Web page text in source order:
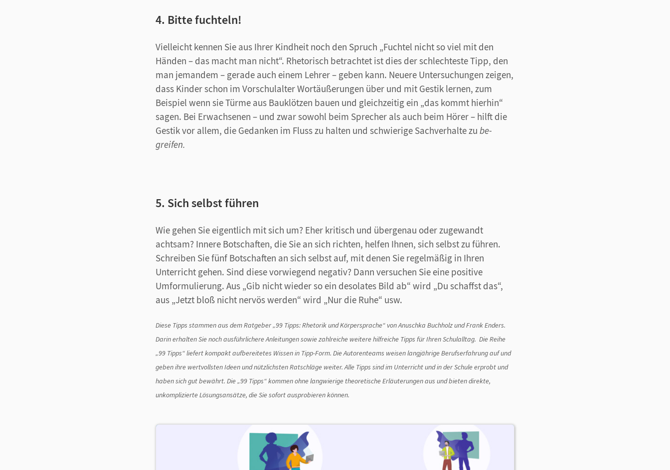
4. Bitte fuchteln!
Vielleicht kennen Sie aus Ihrer Kindheit noch den Spruch „Fuchtel nicht so viel mit den
Händen – das macht man nicht“. Rhetorisch betrachtet ist dies der schlechteste Tipp, den
man jemandem – gerade auch einem Lehrer – geben kann. Neuere Untersuchungen zeigen,
dass Kinder schon im Vorschulalter Wortäußerungen über und mit Gestik lernen, zum
Beispiel wenn sie Türme aus Bauklötzen bauen und gleichzeitig ein „das kommt hierhin“
sagen. Bei Erwachsenen – und zwar sowohl beim Sprecher als auch beim Hörer – hilft die
Gestik vor allem, die Gedanken im Fluss zu halten und schwierige Sachverhalte zu be-
greifen.
5. Sich selbst führen
Wie gehen Sie eigentlich mit sich um? Eher kritisch und übergenau oder zugewandt
achtsam? Innere Botschaften, die Sie an sich richten, helfen Ihnen, sich selbst zu führen.
Schreiben Sie fünf Botschaften an sich selbst auf, mit denen Sie regelmäßig in Ihren
Unterricht gehen. Sind diese vorwiegend negativ? Dann versuchen Sie eine positive
Umformulierung. Aus „Gib nicht wieder so ein desolates Bild ab“ wird „Du schaffst das“,
aus „Jetzt bloß nicht nervös werden“ wird „Nur die Ruhe“ usw.
Diese Tipps stammen aus dem Ratgeber „99 Tipps: Rhetorik und Körpersprache“ von Anuschka Buchholz und Frank Enders.
Darin erhalten Sie noch ausführlichere Anleitungen sowie zahlreiche weitere hilfreiche Tipps für Ihren Schulalltag. Die Reihe
„99 Tipps“ liefert kompakt aufbereitetes Wissen in Tipp-Form. Die Autorenteams weisen langjährige Berufserfahrung auf und
geben ihre wertvollsten Ideen und nützlichsten Ratschläge weiter. Alle Tipps sind im Unterricht und in der Schule erprobt und
haben sich gut bewährt. Die „99 Tipps“ kommen ohne langwierige theoretische Erläuterungen aus und bieten direkte,
unkomplizierte Lösungsansätze, die Sie sofort ausprobieren können.